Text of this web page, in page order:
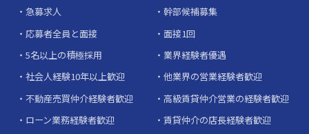
急募求人
幹部候補募集
応募者全員と面接
面接1回
5名以上の積極採用
業界経験者優遇
社会人経験10年以上歓迎
他業界の営業経験者歓迎
不動産売買仲介経験者歓迎
高級賃貸仲介営業の経験者歓迎
ローン業務経験者歓迎
賃貸仲介の店長経験者歓迎